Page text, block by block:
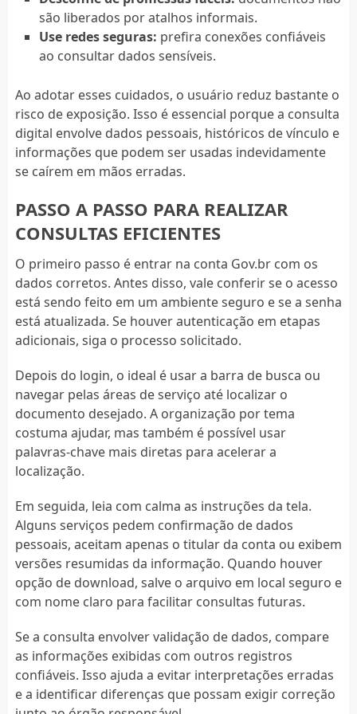
são liberados por atalhos informais.
Use redes seguras: prefira conexões confiáveis
ao consultar dados sensíveis.
Ao adotar esses cuidados, o usuário reduz bastante o
risco de exposição. Isso é essencial porque a consulta
digital envolve dados pessoais, históricos de vínculo e
informações que podem ser usadas indevidamente
se caírem em mãos erradas.
PASSO A PASSO PARA REALIZAR
CONSULTAS EFICIENTES
O primeiro passo é entrar na conta Gov.br com os
dados corretos. Antes disso, vale conferir se o acesso
está sendo feito em um ambiente seguro e se a senha
está atualizada. Se houver autenticação em etapas
adicionais, siga o processo solicitado.
Depois do login, o ideal é usar a barra de busca ou
navegar pelas áreas de serviço até localizar o
documento desejado. A organização por tema
costuma ajudar, mas também é possível usar
palavras-chave mais diretas para acelerar a
localização.
Em seguida, leia com calma as instruções da tela.
Alguns serviços pedem confirmação de dados
pessoais, aceitam apenas o titular da conta ou exibem
versões resumidas da informação. Quando houver
opção de download, salve o arquivo em local seguro e
com nome claro para facilitar consultas futuras.
Se a consulta envolver validação de dados, compare
as informações exibidas com outros registros
confiáveis. Isso ajuda a evitar interpretações erradas
e a identificar diferenças que possam exigir correção